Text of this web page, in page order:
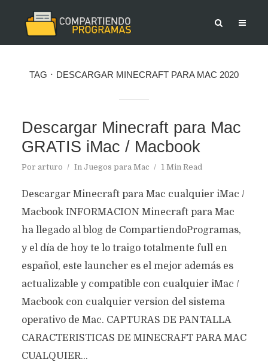
TAG DESCARGAR MINECRAFT PARA MAC 2020
Descargar Minecraft para Mac
GRATIS iMac / Macbook
Por arturo In Juegos para Mac 1 Min Read
Descargar Minecraft para Mac cualquier iMac /
Macbook INFORMACION Minecraft para Mac
ha llegado al blog de CompartiendoProgramas,
y el día de hoy te lo traigo totalmente full en
español, este launcher es el mejor además es
actualizable y compatible con cualquier iMac /
Macbook con cualquier version del sistema
operativo de Mac. CAPTURAS DE PANTALLA
CARACTERISTICAS DE MINECRAFT PARA MAC
CUALQUIER...